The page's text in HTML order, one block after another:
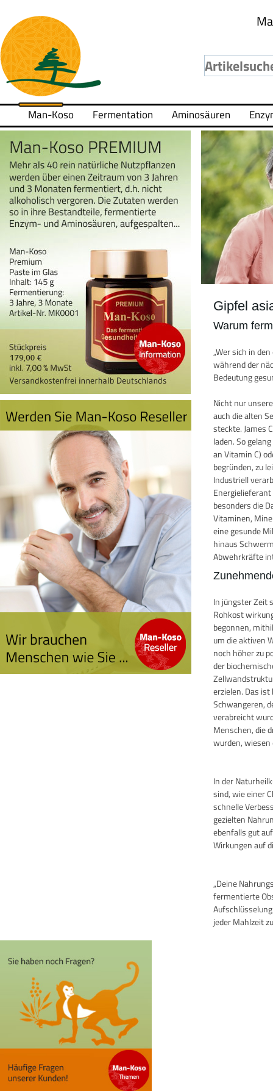
Man-Koso Fermentation Aminosäuren
Gipfel
Warum
„Wer sich in
während der
Bedeutung
Nicht nur
auch die alten
steckte. James
laden. So
an Vitamin C)
begründen, zu
Industriell
besonders die
Vitaminen,
eine gesunde
hinaus
Abwehrkräfte
In jüngster Zeit
Rohkost
begonnen,
um die aktiven
noch höher zu
der
erzielen. Das
Schwangeren,
verabreicht
Menschen, die
wurden, wiesen
In der
sind, wie einer
schnelle
gezielten
ebenfalls gut
Wirkungen auf
„Deine
fermentierte
jeder Mahlzeit